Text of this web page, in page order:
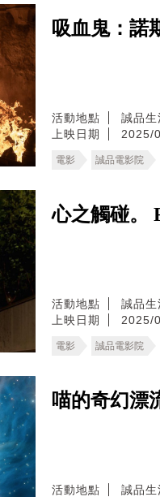
吸血鬼：諾
活動地點
誠品
上映日期
2025/
電影 誠品電影院
心之觸碰。
活動地點
誠品
上映日期
2025/
電影 誠品電影院
喵的奇幻漂
活動地點
誠品